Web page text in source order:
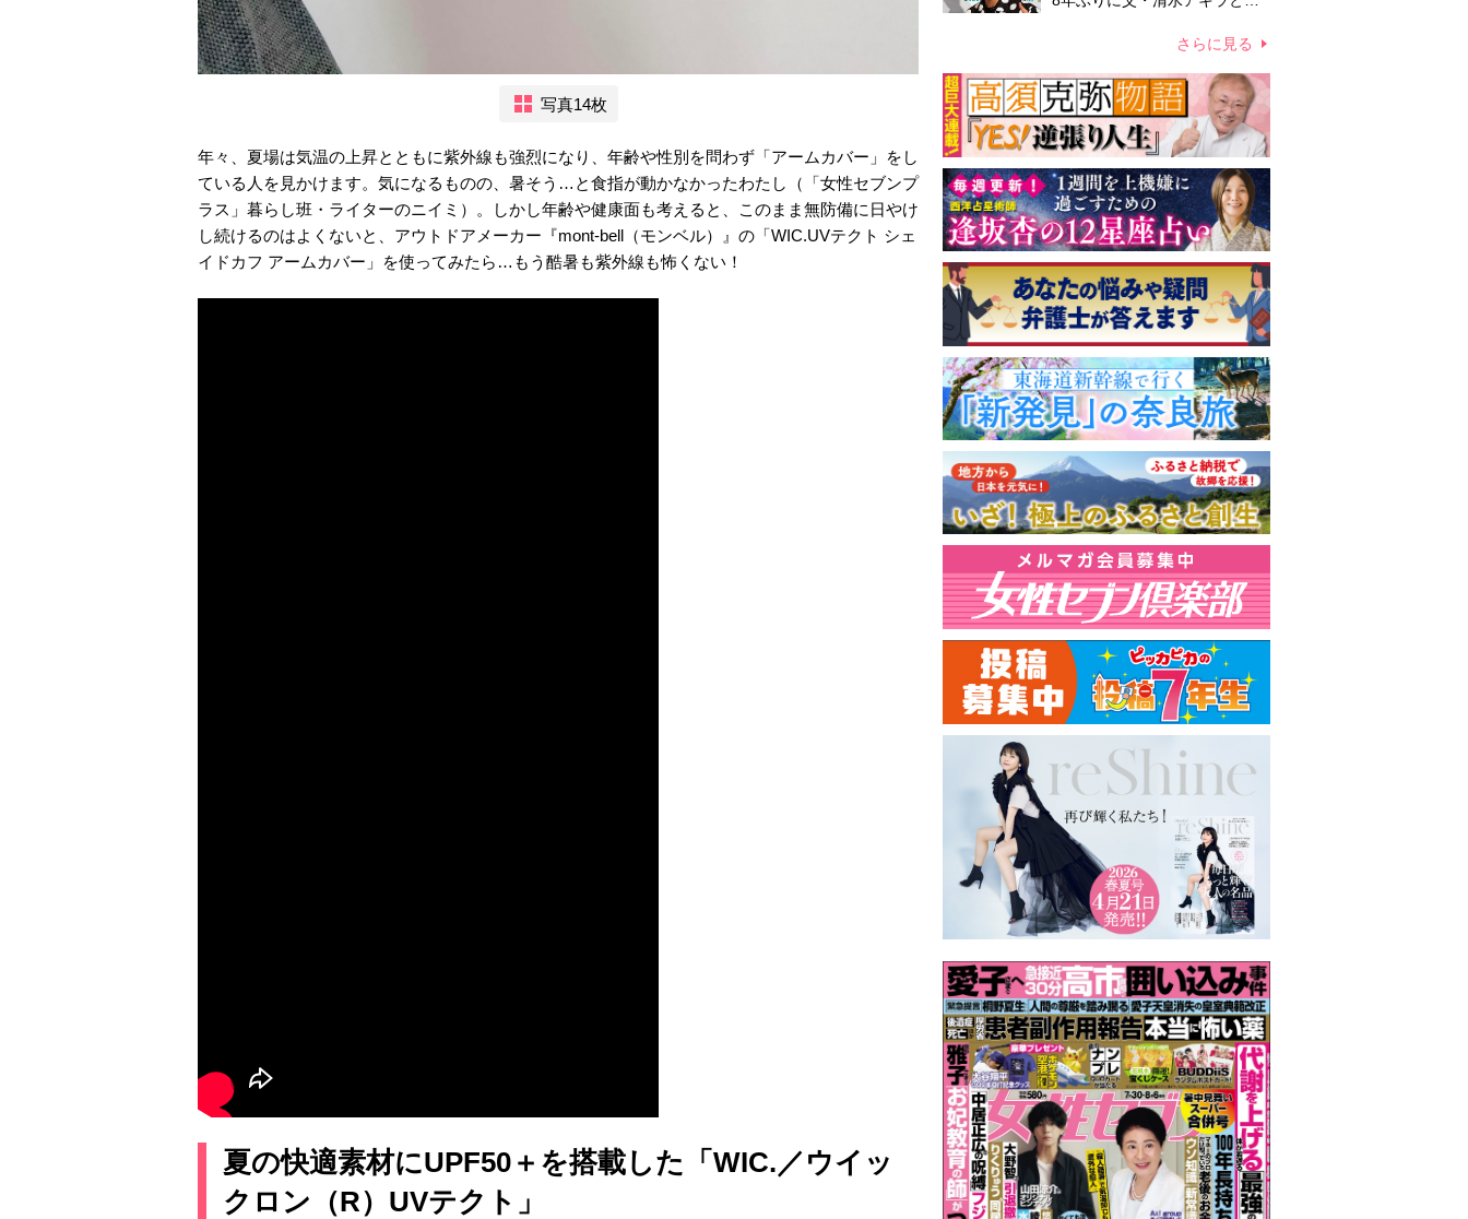
写真14枚
年々、夏場は気温の上昇とともに紫外線も強烈になり、年齢や性別を問わず「アームカバー」をし
ている人を見かけます。気になるものの、暑そう…と食指が動かなかったわたし（「女性セブンプ
ラス」暮らし班・ライターのニイミ）。しかし年齢や健康面も考えると、このまま無防備に日やけ
し続けるのはよくないと、アウトドアメーカー『mont-bell（モンベル）』の「WIC.UVテクト シェ
イドカフ アームカバー」を使ってみたら…もう酷暑も紫外線も怖くない！
夏の快適素材にUPF50＋を搭載した「WIC.／ウイッ
クロン（R）UVテクト」
ていたが…周囲が懸念していた
さらに見る